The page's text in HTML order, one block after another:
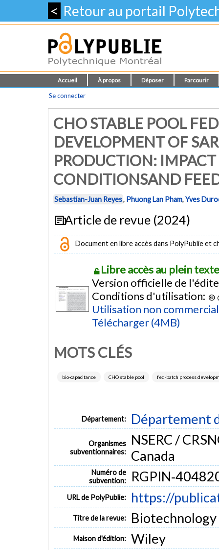
< Retour au portail
Accueil À propos Déposer Parcourir
Se connecter
CHO STABLE POOL
DEVELOPMENT OF
PRODUCTION:
CONDITIONSAND
Sebastian-Juan Reyes, Phuong Lan Pham,Yves
Article de revue (2024)
Document en libre accès dans PolyPublie et
Libre accès au plein
Version officielle de
Conditions d'utilisation:
Utilisation non
Télécharger (4MB)
MOTS CLÉS
bio-capacitance CHO stable pool fed-batch process
Département: Département
Organismes
subventionnaires:
NSERC /
Canada
Numéro de
subvention:
URL de PolyPublie: https://
Titre de la revue:
Maison d'édition: Wiley